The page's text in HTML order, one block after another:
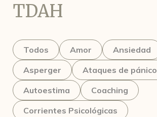
TDAH
Todos Amor Ansiedad
Asperger
Ataques de pánico
Autoestima
Coaching
Corrientes Psicológicas